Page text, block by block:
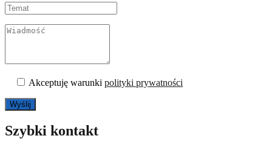
Akceptuję warunki polityki prywatności
Szybki kontakt